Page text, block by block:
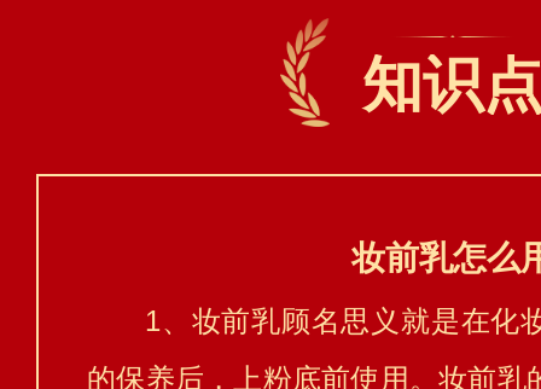
知识
妆前乳怎么
1、妆前乳顾名思义就是在化
的保养后，上粉底前使用。妆前乳